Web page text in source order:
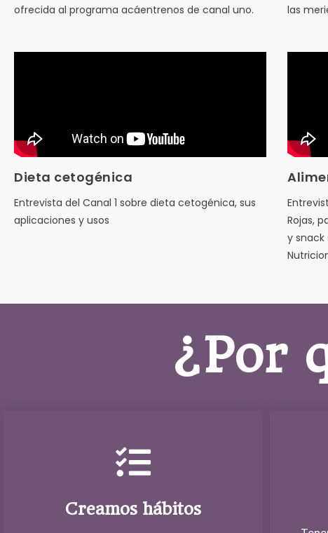
ofrecida al programa acáentrenos de canal uno.
las
Dieta cetogénica
Entrevista del Canal 1 sobre dieta cetogénica, sus
aplicaciones y usos
Rojas,
y snack
¿Por
Creamos hábitos